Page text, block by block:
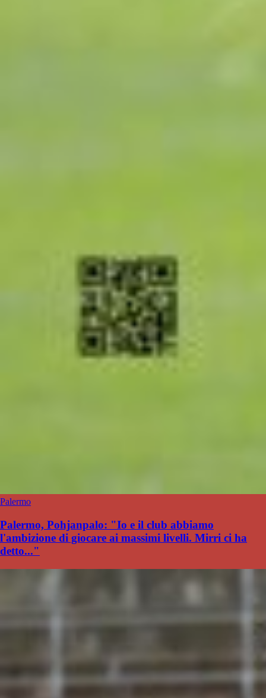
Palermo
Palermo, Pohjanpalo: "Io e il club abbiamo
l'ambizione di giocare ai massimi livelli. Mirri ci ha
detto..."